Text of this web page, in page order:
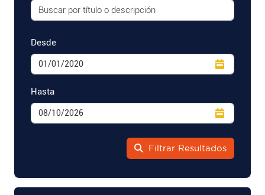
Desde
Hasta
Filtrar Resultados